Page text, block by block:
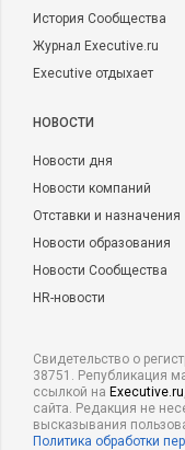
История Сообщества
Журнал Executive.ru
Executive отдыхает
НОВОСТИ
Новости дня
Новости компаний
Отставки и назначения
Новости образования
Новости Сообщества
HR-новости
Свидетельство о
38751. Републикация
ссылкой на Executive.ru
сайта. Редакция не
высказывания
Политика обработки